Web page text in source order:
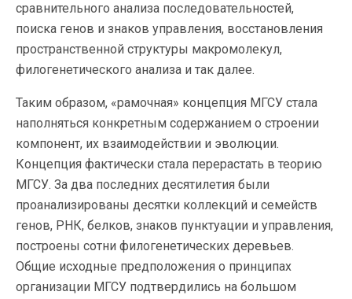
сравнительного анализа последовательностей,
поиска генов и знаков управления, восстановления
пространственной структуры макромолекул,
филогенетического анализа и так далее.
Таким образом, «рамочная» концепция МГСУ стала
наполняться конкретным содержанием о строении
компонент, их взаимодействии и эволюции.
Концепция фактически стала перерастать в теорию
МГСУ. За два последних десятилетия были
проанализированы десятки коллекций и семейств
генов, РНК, белков, знаков пунктуации и управления,
построены сотни филогенетических деревьев.
Общие исходные предположения о принципах
организации МГСУ подтвердились на большом